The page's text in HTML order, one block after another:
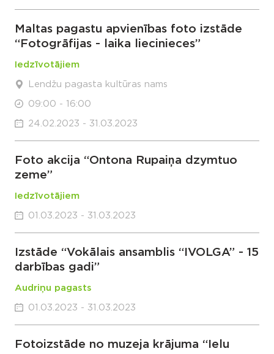
Maltas pagastu apvienības foto izstāde
“Fotogrāfijas - laika liecinieces”
Iedzīvotājiem
Lendžu pagasta kultūras nams
09:00 - 16:00
24.02.2023 - 31.03.2023
Foto akcija “Ontona Rupaiņa dzymtuo
zeme”
Iedzīvotājiem
01.03.2023 - 31.03.2023
Izstāde “Vokālais ansamblis “IVOLGA” - 15
darbības gadi”
Audriņu pagasts
01.03.2023 - 31.03.2023
Fotoizstāde no muzeja krājuma “Ielu